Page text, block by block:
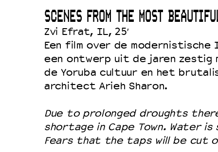
SCENES FROM THE MOST
Zvi Efrat, IL, 25′
Een film over de modernistische
een ontwerp uit de jaren zestig
de Yoruba cultuur en het
architect Arieh Sharon.
Due to prolonged droughts
shortage in Cape Town. Water
Fears that the taps will be cut